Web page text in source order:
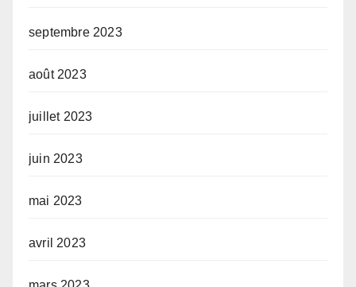
septembre 2023
août 2023
juillet 2023
juin 2023
mai 2023
avril 2023